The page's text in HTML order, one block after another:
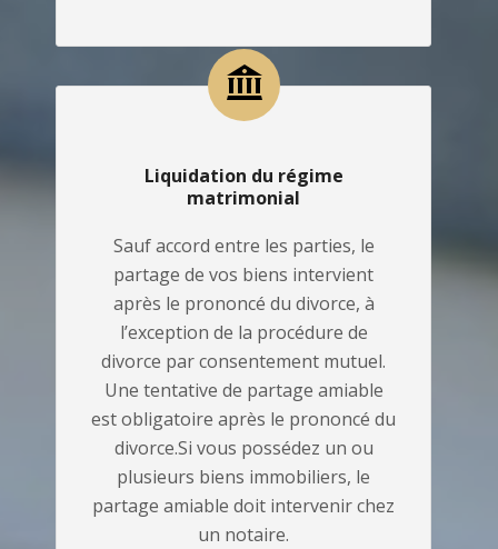
Liquidation du régime
matrimonial
Sauf accord entre les parties, le
partage de vos biens intervient
après le prononcé du divorce, à
l’exception de la procédure de
divorce par consentement mutuel.
Une tentative de partage amiable
est obligatoire après le prononcé du
divorce.Si vous possédez un ou
plusieurs biens immobiliers, le
partage amiable doit intervenir chez
un notaire.